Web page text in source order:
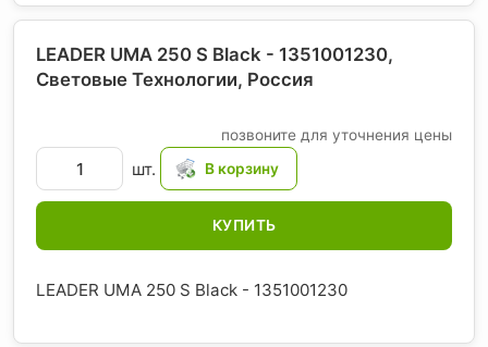
LEADER UMA 250 S Black - 1351001230,
Световые Технологии, Россия
позвоните для уточнения цены
шт.
КУПИТЬ
LEADER UMA 250 S Black - 1351001230